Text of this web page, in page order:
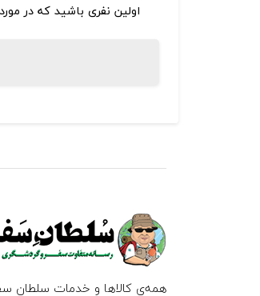
اولین نفری باشید که در
همه‌ی کالاها و خدمات سلطان